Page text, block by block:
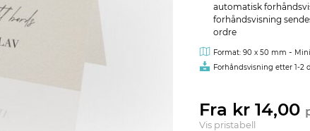
automatisk
forhåndsvisning
ordre
Format: 90 x 50 mm -
Forhåndsvisning etter 1-2
Fra kr 14,00
Vis pristabell